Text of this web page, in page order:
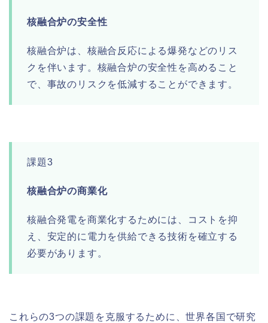
核融合炉の安全性
核融合炉は、核融合反応による爆発などのリス
クを伴います。核融合炉の安全性を高めること
で、事故のリスクを低減することができます。
課題3
核融合炉の商業化
核融合発電を商業化するためには、コストを抑
え、安定的に電力を供給できる技術を確立する
必要があります。
これらの3つの課題を克服するために、世界各国で研究